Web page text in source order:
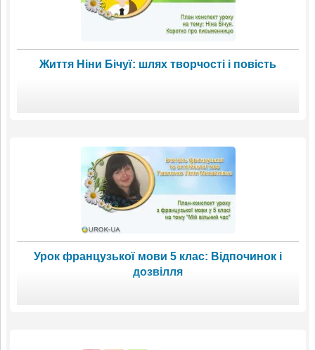
Життя Ніни Бічуї: шлях творчості і повість
Урок французької мови 5 клас: Відпочинок і
дозвілля